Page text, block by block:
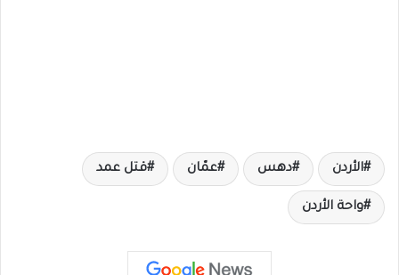
الأردن دهس عمّان قتل عمد
واحة الأردن